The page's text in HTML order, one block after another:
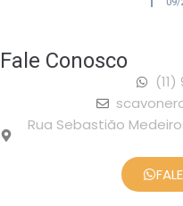
Fale Conosco
Rua Sebastião